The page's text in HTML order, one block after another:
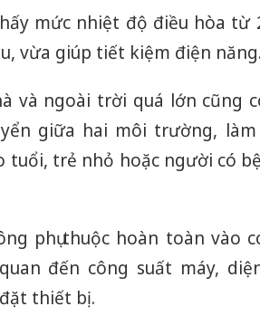
mức nhiệt độ điều hòa từ
vừa giúp tiết kiệm điện năng.
và ngoài trời quá lớn cũng
giữa hai môi trường,
tuổi, trẻ nhỏ hoặc người có
phụ thuộc hoàn toàn vào
đến công suất máy,
thiết bị.